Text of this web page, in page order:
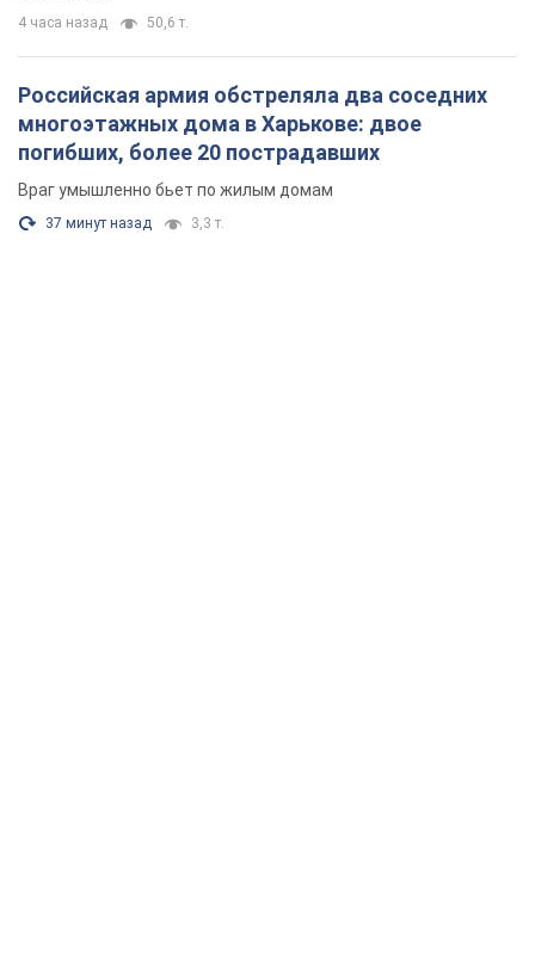
4 часа назад 50,6 т.
Российская армия обстреляла два соседних
многоэтажных дома в Харькове: двое
погибших, более 20 пострадавших
Враг умышленно бьет по жилым домам
37 минут назад 3,3 т.